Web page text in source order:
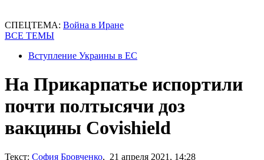
СПЕЦТЕМА: Война в Иране
ВСЕ ТЕМЫ
Вступление Украины в ЕС
На Прикарпатье испортили
почти полтысячи доз
вакцины Covishield
Текст: София Бровченко, 21 апреля 2021, 14:28